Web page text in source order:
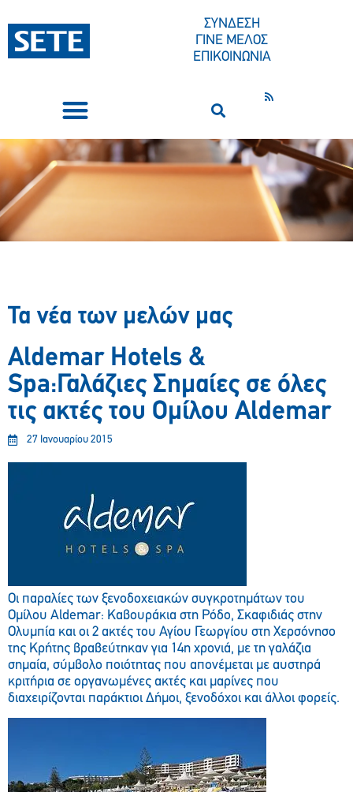
ΣΥΝΔΕΣΗ
ΓΙΝΕ ΜΕΛΟΣ
ΕΠΙΚΟΙΝΩΝΙΑ
Τα νέα των μελών μας
Aldemar Hotels &
Spa:Γαλάζιες Σημαίες σε όλες
τις ακτές του Ομίλου Aldemar
27 Ιανουαρίου 2015
Οι παραλίες των ξενοδοχειακών συγκροτημάτων του
Ομίλου Aldemar: Καβουράκια στη Ρόδο, Σκαφιδιάς στην
Ολυμπία και οι 2 ακτές του Αγίου Γεωργίου στη Χερσόνησο
της Κρήτης βραβεύτηκαν για 14η χρονιά, με τη γαλάζια
σημαία, σύμβολο ποιότητας που απονέμεται με αυστηρά
κριτήρια σε οργανωμένες ακτές και μαρίνες που
διαχειρίζονται παράκτιοι Δήμοι, ξενοδόχοι και άλλοι φορείς.